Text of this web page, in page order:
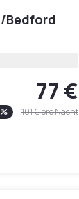
Bedford
77 €
% 101 €pro Nacht